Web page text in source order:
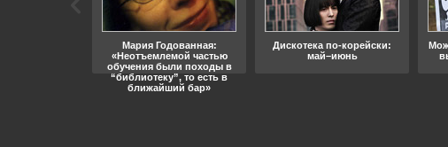
Мария Годованная:
«Неотъемлемой частью
обучения были походы в
“библиотеку”, то есть в
ближайший бар»
Дискотека по-корейски:
май–июнь